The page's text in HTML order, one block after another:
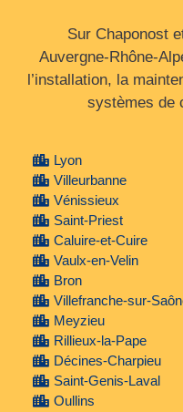
Sur Chaponost
l’installation, la
systèmes de
Lyon
Villeurbanne
Vénissieux
Saint-Priest
Caluire-et-Cuire
Vaulx-en-Velin
Bron
Villefranche-sur-
Meyzieu
Rillieux-la-Pape
Décines-Charpieu
Saint-Genis-Laval
Oullins